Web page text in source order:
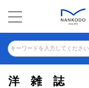
キーワードを入力してください
洋雑誌